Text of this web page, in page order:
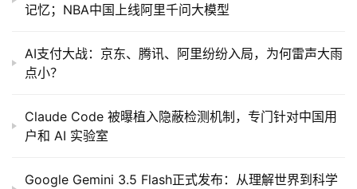
记忆；NBA中国上线阿里千问大模型
AI支付大战：京东、腾讯、阿里纷纷入局，为何雷声大雨
点小？
Claude Code 被曝植入隐蔽检测机制，专门针对中国用
户和 AI 实验室
Google Gemini 3.5 Flash正式发布：从理解世界到科学